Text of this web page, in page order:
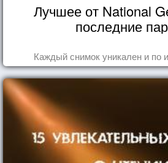
Лучшее от National
последние
Каждый снимок уникален и по